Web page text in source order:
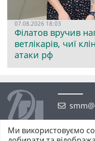
07.08.2026 18:03
Філатов вручив
ветлікарів, чиї
атаки рф
Ми використовуємо